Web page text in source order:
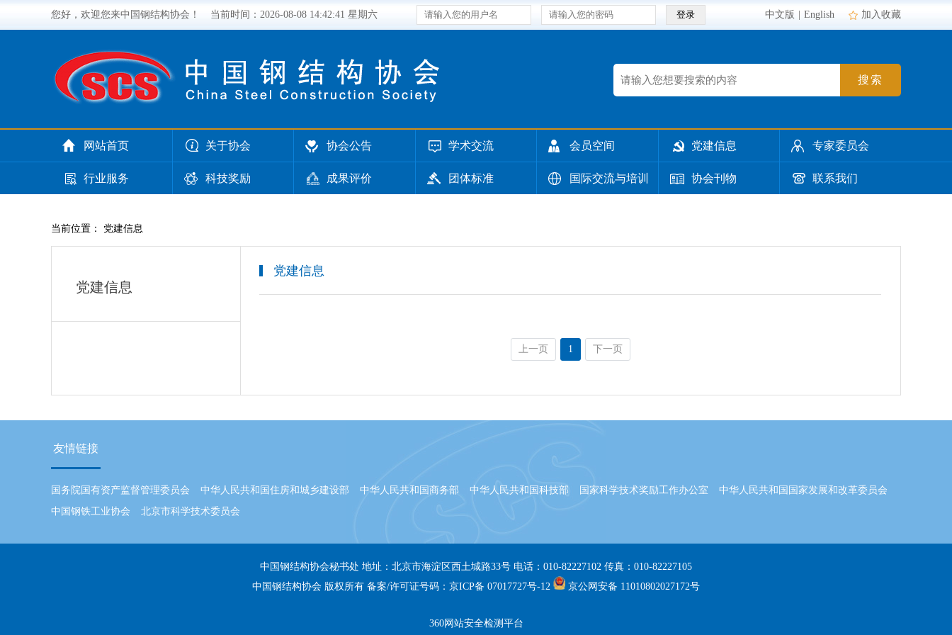
您好，欢迎您来中国钢结构协会！ 当前时间： 2026-08-08 14:42:41 星期六 登录 中文版 English 加入收藏
搜索
网站首页 关于协会 协会公告 学术交流 会员空间 党建信息 专家委员会
行业服务 科技奖励 成果评价 团体标准 国际交流与培训 协会刊物 联系我们
当前位置： 党建信息
党建信息
党建信息
上一页 1 下一页
友情链接
国务院国有资产监督管理委员会 中华人民共和国住房和城乡建设部 中华人民共和国商务部 中华人民共和国科技部 国家科学技术奖励工作办公室
中华人民共和国国家发展和改革委员会
中国钢铁工业协会
北京市科学技术委员会
中国钢结构协会秘书处 地址：北京市海淀区西土城路33号 电话：010-82227102 传真：010-82227105
中国钢结构协会 版权所有 备案/许可证号码：京ICP备 07017727号-12
京公网安备 11010802027172号
360网站安全检测平台